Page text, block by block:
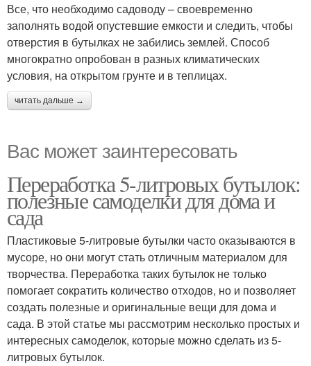
Все, что необходимо садоводу – своевременно
заполнять водой опустевшие емкости и следить, чтобы
отверстия в бутылках не забились землей. Способ
многократно опробован в разных климатических
условия, на открытом грунте и в теплицах.
читать дальше →
Вас может заинтересовать
Переработка 5-литровых бутылок:
полезные самоделки для дома и
сада
Пластиковые 5-литровые бутылки часто оказываются в
мусоре, но они могут стать отличным материалом для
творчества. Переработка таких бутылок не только
помогает сократить количество отходов, но и позволяет
создать полезные и оригинальные вещи для дома и
сада. В этой статье мы рассмотрим несколько простых и
интересных самоделок, которые можно сделать из 5-
литровых бутылок.